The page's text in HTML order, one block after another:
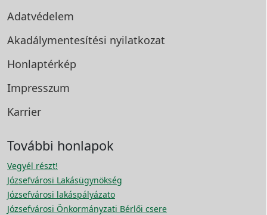
Adatvédelem
Akadálymentesítési nyilatkozat
Honlaptérkép
Impresszum
Karrier
További honlapok
Vegyél részt!
Józsefvárosi Lakásügynökség
Józsefvárosi lakáspályázato
Józsefvárosi Önkormányzati Bérlői csere